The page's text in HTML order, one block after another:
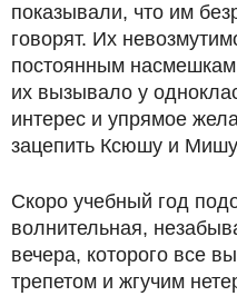
показывали, что им
говорят. Их
постоянным
их вызывало у
интерес и упрямое
зацепить Ксюшу и
Скоро учебный год
волнительная,
вечера, которого все
трепетом и жгучим